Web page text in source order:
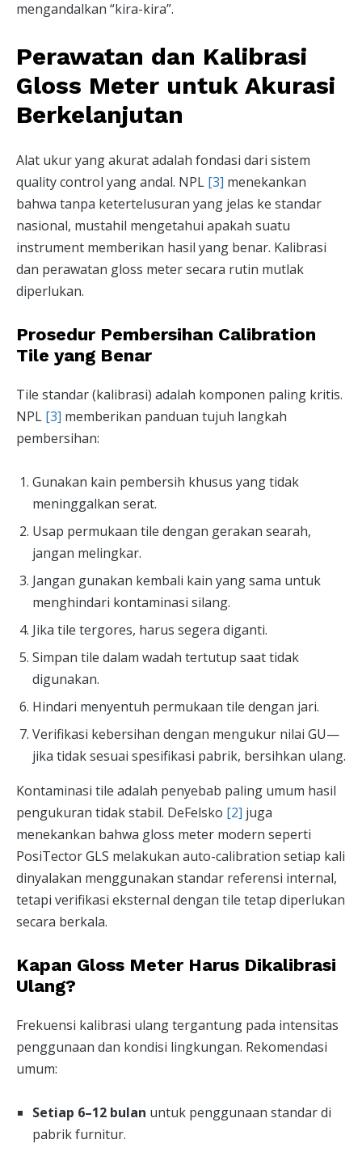
mengandalkan “kira-kira”.
Perawatan dan Kalibrasi
Gloss Meter untuk Akurasi
Berkelanjutan
Alat ukur yang akurat adalah fondasi dari sistem
quality control yang andal. NPL [3] menekankan
bahwa tanpa ketertelusuran yang jelas ke standar
nasional, mustahil mengetahui apakah suatu
instrument memberikan hasil yang benar. Kalibrasi
dan perawatan gloss meter secara rutin mutlak
diperlukan.
Prosedur Pembersihan Calibration
Tile yang Benar
Tile standar (kalibrasi) adalah komponen paling kritis.
NPL [3] memberikan panduan tujuh langkah
pembersihan:
Gunakan kain pembersih khusus yang tidak
meninggalkan serat.
Usap permukaan tile dengan gerakan searah,
jangan melingkar.
Jangan gunakan kembali kain yang sama untuk
menghindari kontaminasi silang.
Jika tile tergores, harus segera diganti.
Simpan tile dalam wadah tertutup saat tidak
digunakan.
Hindari menyentuh permukaan tile dengan jari.
Verifikasi kebersihan dengan mengukur nilai GU—
jika tidak sesuai spesifikasi pabrik, bersihkan ulang.
Kontaminasi tile adalah penyebab paling umum hasil
pengukuran tidak stabil. DeFelsko [2] juga
menekankan bahwa gloss meter modern seperti
PosiTector GLS melakukan auto-calibration setiap kali
dinyalakan menggunakan standar referensi internal,
tetapi verifikasi eksternal dengan tile tetap diperlukan
secara berkala.
Kapan Gloss Meter Harus Dikalibrasi
Ulang?
Frekuensi kalibrasi ulang tergantung pada intensitas
penggunaan dan kondisi lingkungan. Rekomendasi
umum:
Setiap 6–12 bulan untuk penggunaan standar di
pabrik furnitur.